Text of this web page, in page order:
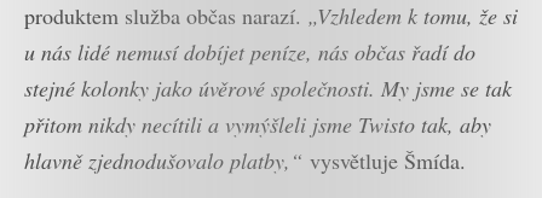
produktem služba občas narazí. „Vzhledem k tomu, že si
u nás lidé nemusí dobíjet peníze, nás občas řadí do
stejné kolonky jako úvěrové společnosti. My jsme se tak
přitom nikdy necítili a vymýšleli jsme Twisto tak, aby
hlavně zjednodušovalo platby,“ vysvětluje Šmída.